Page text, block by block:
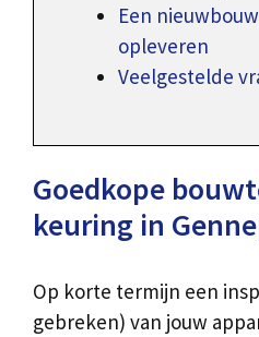
Een
opleveren
Veelgestelde
Goedkope
keuring in
Op korte termijn een
gebreken) van jouw